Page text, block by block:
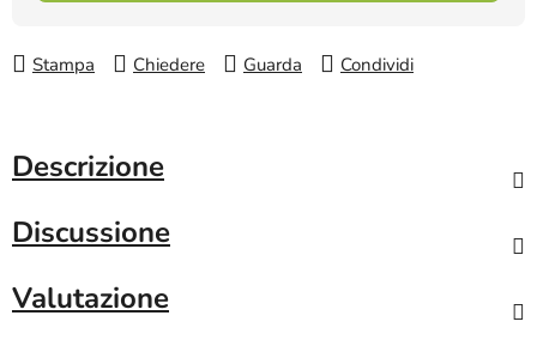
Stampa Chiedere Guarda Condividi
Descrizione
Discussione
Valutazione